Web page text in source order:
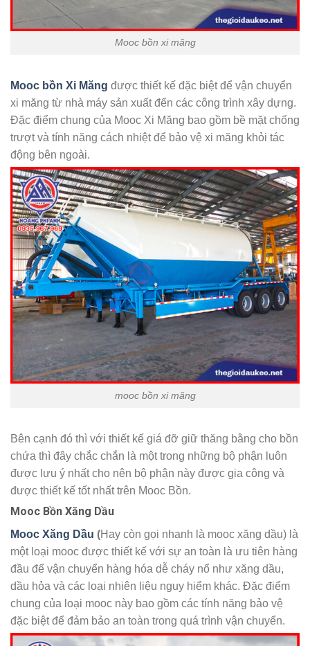
Mooc bồn xi măng
Mooc bồn Xi Măng được thiết kế đặc biệt để vận chuyển
xi măng từ nhà máy sản xuất đến các công trình xây dựng.
Đặc điểm chung của Mooc Xi Măng bao gồm bề mặt chống
trượt và tính năng cách nhiệt để bảo vệ xi măng khỏi tác
động bên ngoài.
mooc bồn xi măng
Bên cạnh đó thì với thiết kế giá đỡ giữ thăng bằng cho bồn
chứa thì đây chắc chắn là một trong những bộ phận luôn
được lưu ý nhất cho nên bộ phận này được gia công và
được thiết kế tốt nhất trên Mooc Bồn.
Mooc Bồn Xăng Dầu
Mooc Xăng Dầu (Hay còn gọi nhanh là mooc xăng dầu) là
một loại mooc được thiết kế với sự an toàn là ưu tiên hàng
đầu để vận chuyển hàng hóa dễ cháy nổ như xăng dầu,
dầu hỏa và các loại nhiên liệu nguy hiểm khác. Đặc điểm
chung của loại mooc này bao gồm các tính năng bảo vệ
đặc biệt để đảm bảo an toàn trong quá trình vận chuyển.